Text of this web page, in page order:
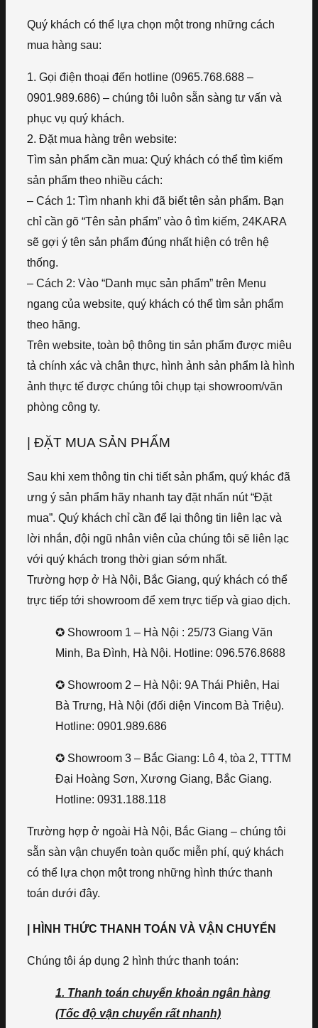
Quý khách có thể lựa chọn một trong những cách
mua hàng sau:
1. Gọi điện thoại đến hotline (0965.768.688 –
0901.989.686) – chúng tôi luôn sẵn sàng tư vấn và
phục vụ quý khách.
2. Đặt mua hàng trên website:
Tìm sản phẩm cần mua: Quý khách có thể tìm kiếm
sản phẩm theo nhiều cách:
– Cách 1: Tìm nhanh khi đã biết tên sản phẩm. Bạn
chỉ cần gõ “Tên sản phẩm” vào ô tìm kiếm, 24KARA
sẽ gợi ý tên sản phẩm đúng nhất hiện có trên hệ
thống.
– Cách 2: Vào “Danh mục sản phẩm” trên Menu
ngang của website, quý khách có thể tìm sản phẩm
theo hãng.
Trên website, toàn bộ thông tin sản phẩm được miêu
tả chính xác và chân thực, hình ảnh sản phẩm là hình
ảnh thực tế được chúng tôi chụp tại showroom/văn
phòng công ty.
| ĐẶT MUA SẢN PHẨM
Sau khi xem thông tin chi tiết sản phẩm, quý khác đã
ưng ý sản phẩm hãy nhanh tay đặt nhấn nút “Đặt
mua”. Quý khách chỉ cần để lại thông tin liên lạc và
lời nhắn, đội ngũ nhân viên của chúng tôi sẽ liên lạc
với quý khách trong thời gian sớm nhất.
Trường hợp ở Hà Nội, Bắc Giang, quý khách có thể
trực tiếp tới showroom để xem trực tiếp và giao dịch.
✪ Showroom 1 – Hà Nội : 25/73 Giang Văn
Minh, Ba Đình, Hà Nội. Hotline: 096.576.8688
✪ Showroom 2 – Hà Nội: 9A Thái Phiên, Hai
Bà Trưng, Hà Nội (đối diện Vincom Bà Triệu).
Hotline: 0901.989.686
✪ Showroom 3 – Bắc Giang: Lô 4, tòa 2, TTTM
Đại Hoàng Sơn, Xương Giang, Bắc Giang.
Hotline: 0931.188.118
Trường hợp ở ngoài Hà Nội, Bắc Giang – chúng tôi
sẵn sàn vận chuyển toàn quốc miễn phí, quý khách
có thể lựa chọn một trong những hình thức thanh
toán dưới đây.
| HÌNH THỨC THANH TOÁN VÀ VẬN CHUYỂN
Chúng tôi áp dụng 2 hình thức thanh toán:
1. Thanh toán chuyển khoản ngân hàng
(Tốc độ vận chuyển rất nhanh)